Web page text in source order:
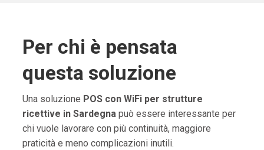
Per chi è pensata
questa soluzione
Una soluzione POS con WiFi per strutture
ricettive in Sardegnapuò essere interessante per
chi vuole lavorare con più continuità, maggiore
praticità e meno complicazioni inutili.